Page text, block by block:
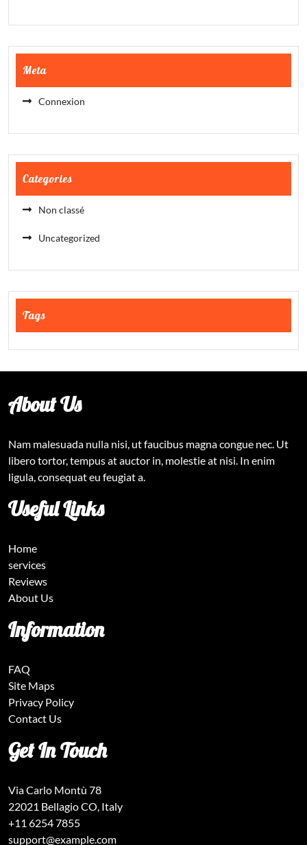
Meta
Connexion
Categories
Non classé
Uncategorized
Tags
About Us
Nam malesuada nulla nisi, ut faucibus magna congue nec. Ut
libero tortor, tempus at auctor in, molestie at nisi. In enim
ligula, consequat eu feugiat a.
Useful Links
Home
services
Reviews
About Us
Information
FAQ
Site Maps
Privacy Policy
Contact Us
Get In Touch
Via Carlo Montù 78
22021 Bellagio CO, Italy
+11 6254 7855
support@example.com